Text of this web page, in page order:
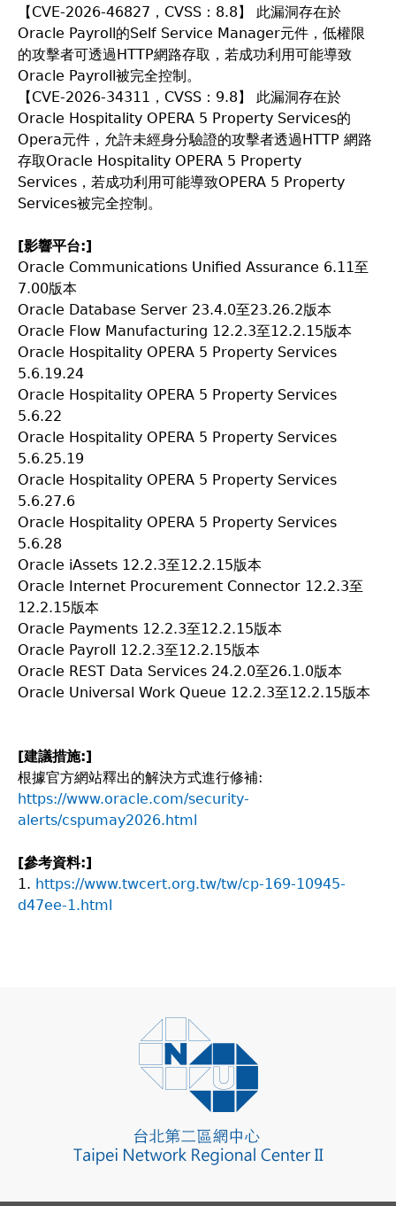
【CVE-2026-46827，CVSS：8.8】 此漏洞存在於
Oracle Payroll的Self Service Manager元件，低權限
的攻擊者可透過HTTP網路存取，若成功利用可能導致
Oracle Payroll被完全控制。
【CVE-2026-34311，CVSS：9.8】 此漏洞存在於
Oracle Hospitality OPERA 5 Property Services的
Opera元件，允許未經身分驗證的攻擊者透過HTTP 網路
存取Oracle Hospitality OPERA 5 Property
Services，若成功利用可能導致OPERA 5 Property
Services被完全控制。
[影響平台:]
Oracle Communications Unified Assurance 6.11至
7.00版本
Oracle Database Server 23.4.0至23.26.2版本
Oracle Flow Manufacturing 12.2.3至12.2.15版本
Oracle Hospitality OPERA 5 Property Services
5.6.19.24
Oracle Hospitality OPERA 5 Property Services
5.6.22
Oracle Hospitality OPERA 5 Property Services
5.6.25.19
Oracle Hospitality OPERA 5 Property Services
5.6.27.6
Oracle Hospitality OPERA 5 Property Services
5.6.28
Oracle iAssets 12.2.3至12.2.15版本
Oracle Internet Procurement Connector 12.2.3至
12.2.15版本
Oracle Payments 12.2.3至12.2.15版本
Oracle Payroll 12.2.3至12.2.15版本
Oracle REST Data Services 24.2.0至26.1.0版本
Oracle Universal Work Queue 12.2.3至12.2.15版本
[建議措施:]
根據官方網站釋出的解決方式進行修補:
https://www.oracle.com/security-
alerts/cspumay2026.html
[參考資料:]
1. https://www.twcert.org.tw/tw/cp-169-10945-
d47ee-1.html